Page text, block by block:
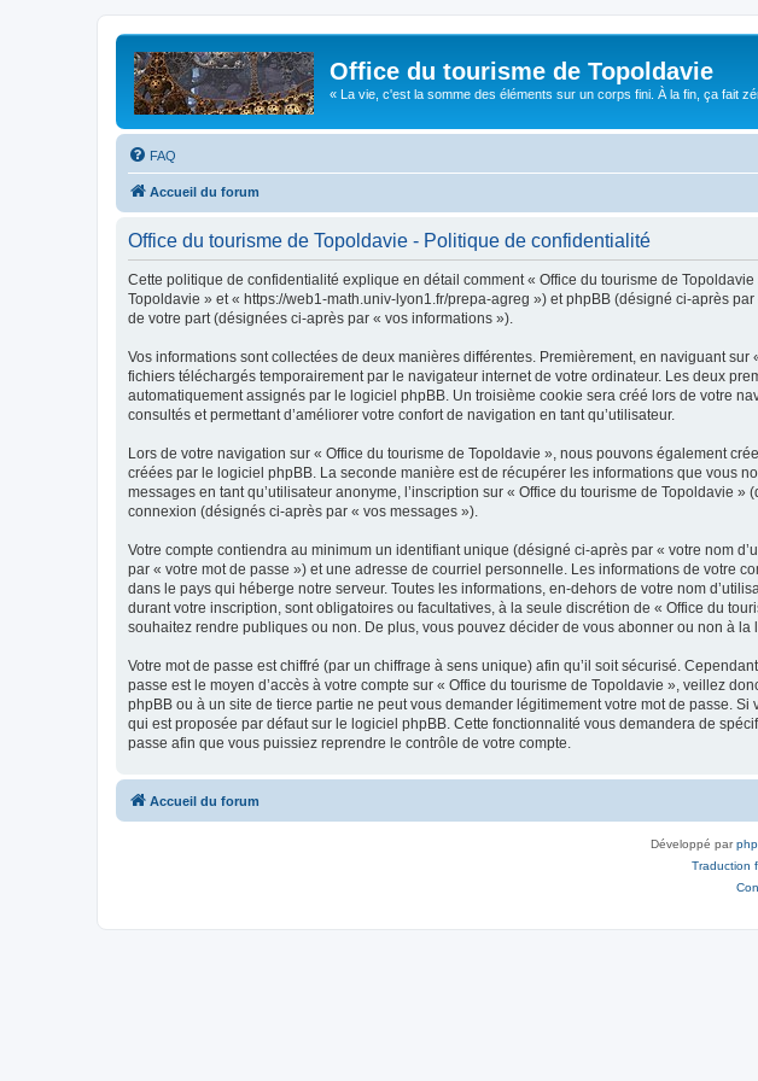
Office du tourisme de Topoldavie
« La vie, c'est la somme des éléments sur un corps fini. À la fin, ça fait
FAQ
Accueil du forum
Office du tourisme de Topoldavie - Politique de confidentialité
Cette politique de confidentialité explique en détail comment « Office du tourisme de
Topoldavie » et « https://web1-math.univ-lyon1.fr/prepa-agreg ») et phpBB (désigné ci-après
de votre part (désignées ci-après par « vos informations »).
Vos informations sont collectées de deux manières différentes. Premièrement, en naviguant
fichiers téléchargés temporairement par le navigateur internet de votre ordinateur. Les deux
automatiquement assignés par le logiciel phpBB. Un troisième cookie sera créé lors de votre
consultés et permettant d’améliorer votre confort de navigation en tant qu’utilisateur.
Lors de votre navigation sur « Office du tourisme de Topoldavie », nous pouvons également
créées par le logiciel phpBB. La seconde manière est de récupérer les informations que vous
messages en tant qu’utilisateur anonyme, l’inscription sur « Office du tourisme de Topoldavie
connexion (désignés ci-après par « vos messages »).
Votre compte contiendra au minimum un identifiant unique (désigné ci-après par « votre nom
par « votre mot de passe ») et une adresse de courriel personnelle. Les informations de votre
dans le pays qui héberge notre serveur. Toutes les informations, en-dehors de votre nom
durant votre inscription, sont obligatoires ou facultatives, à la seule discrétion de « Office du
souhaitez rendre publiques ou non. De plus, vous pouvez décider de vous abonner ou non à
Votre mot de passe est chiffré (par un chiffrage à sens unique) afin qu’il soit sécurisé.
passe est le moyen d’accès à votre compte sur « Office du tourisme de Topoldavie », veillez
phpBB ou à un site de tierce partie ne peut vous demander légitimement votre mot de passe.
qui est proposée par défaut sur le logiciel phpBB. Cette fonctionnalité vous demandera de
passe afin que vous puissiez reprendre le contrôle de votre compte.
Accueil du forum
Développé par
Traduction